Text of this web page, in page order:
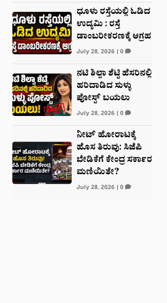
ಧೂಳು ರಸ್ತೆಯಲ್ಲಿ ಓಡಿದ
ಉದ್ಯಮಿ : ರಸ್ತೆ
ಡಾಂಬರೀಕರಣಕ್ಕೆ ಆಗ್ರಹ
July 28, 2026| 0
ನಟಿ ಶಿಲ್ಪಾ ಶೆಟ್ಟಿ ಹೆಸರಿನಲ್ಲಿ
ಹರಿದಾಡಿದ ಸುಳ್ಳು
ಪೋಸ್ಟ್‌ ಬಯಲು
July 28, 2026| 0
ನೀಟ್ ಹೋರಾಟಕ್ಕೆ
ಹೊಸ ತಿರುವು: ಸಿಜೆಪಿ
ಬೇಡಿಕೆಗೆ ಕೇಂದ್ರ ಸರ್ಕಾರ
ಮಣಿಯಿತೇ?
July 28, 2026| 0